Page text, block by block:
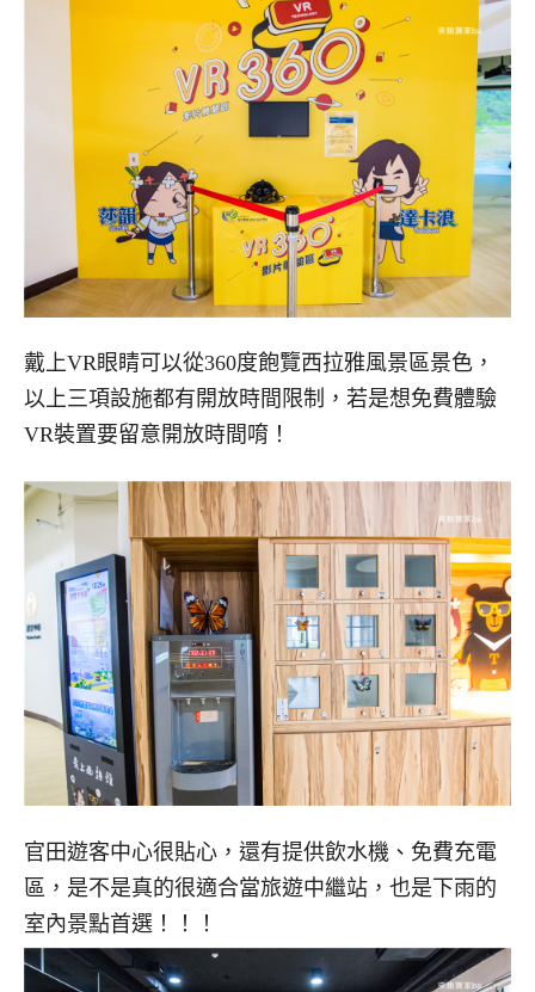
戴上VR眼睛可以從360度飽覽西拉雅風景區景色，
以上三項設施都有開放時間限制，若是想免費體驗
VR裝置要留意開放時間唷！
官田遊客中心很貼心，還有提供飲水機、免費充電
區，是不是真的很適合當旅遊中繼站，也是下雨的
室內景點首選！！！